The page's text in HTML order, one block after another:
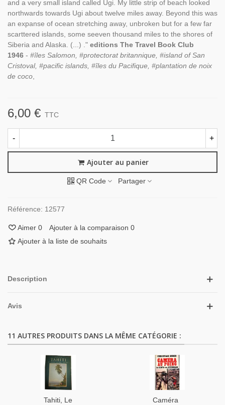
and a very small island called Ugi. My little strip of beach looked
northwards towards Ugi about twelve miles away. Beyond this was
an expanse of ocean stretching away, unbroken but for a few far
scarttered islands, some seeven thousand miles to the shores of
Siberia and Alaska. (...) ." editions The Travel Book Club
1946 - #îles Salomon, #protectorat britannique, #island of San
Cristoval, #pacific islands, #îles du Pacifique, #plantation de noix
de coco
6,00 € TTC
- +
Ajouter au panier
QR Code Partager
Référence: 12577
Aimer 0 Ajouter à la comparaison 0
Ajouter à la liste de souhaits
Description
Avis
11 AUTRES PRODUITS DANS LA MÊME CATÉGORIE :
Tahiti, Le
Caméra